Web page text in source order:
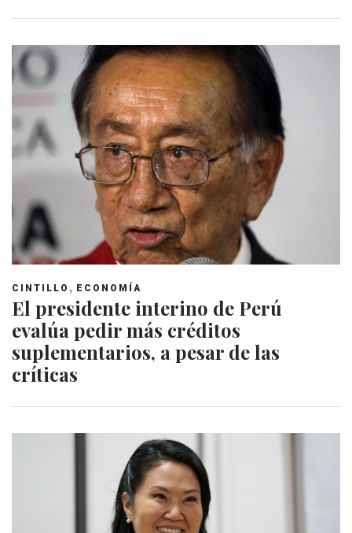
CINTILLO , ECONOMÍA
El presidente interino de Perú
evalúa pedir más créditos
suplementarios, a pesar de las
críticas